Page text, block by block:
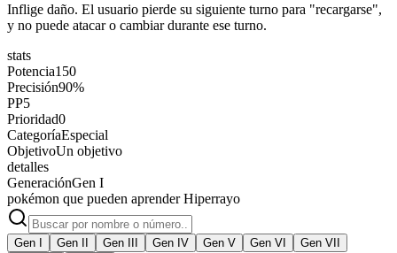
Inflige daño. El usuario pierde su siguiente turno para "recargarse",
y no puede atacar o cambiar durante ese turno.
stats
Potencia150
Precisión90%
PP5
Prioridad0
CategoríaEspecial
ObjetivoUn objetivo
detalles
GeneraciónGen I
pokémon que pueden aprender Hiperrayo
Gen I Gen II Gen III Gen IV Gen V Gen VI
Gen VII